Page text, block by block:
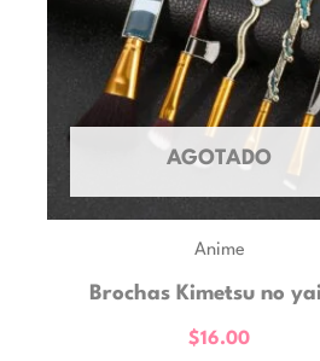
AGOTADO
Anime
Brochas Kimetsu no
$16.00